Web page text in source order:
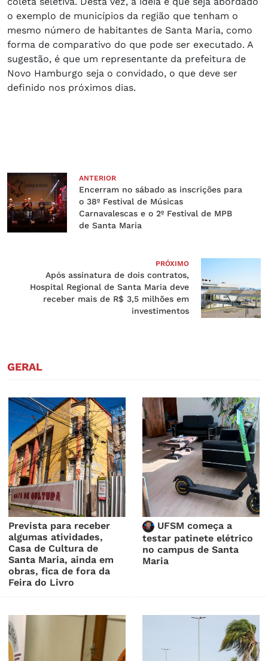
o exemplo de municípios da região que tenham o
mesmo número de habitantes de Santa Maria, como
forma de comparativo do que pode ser executado. A
sugestão, é que um representante da prefeitura de
Novo Hamburgo seja o convidado, o que deve ser
definido nos próximos dias.
ANTERIOR
Encerram no sábado as inscrições para
o 38º Festival de Músicas
Carnavalescas e o 2º Festival de MPB
de Santa Maria
PRÓXIMO
Após assinatura de dois contratos,
Hospital Regional de Santa Maria deve
receber mais de R$ 3,5 milhões em
investimentos
GERAL
Prevista para receber
algumas atividades,
Casa de Cultura de
Santa Maria, ainda em
obras, fica de fora da
Feira do Livro
UFSM começa a
testar patinete elétrico
no campus de Santa
Maria